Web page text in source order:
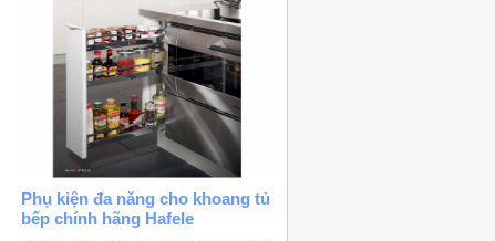
Phụ kiện đa năng cho khoang tủ
bếp chính hãng Hafele